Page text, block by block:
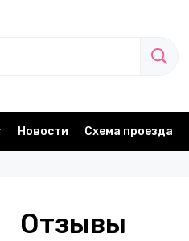
Новости Схема проезда
Отзывы